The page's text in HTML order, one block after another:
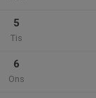
5
Tis
6
Ons